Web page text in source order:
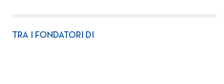
TRA I FONDATORI DI